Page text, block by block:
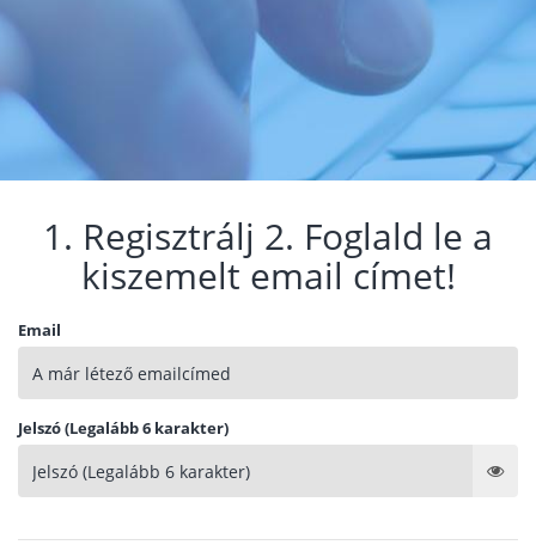
1. Regisztrálj 2. Foglald le a
kiszemelt email címet!
Email
Jelszó (Legalább 6 karakter)